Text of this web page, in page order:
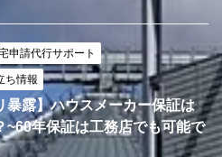
申請代行サポート
ち情報
暴露】ハウスメーカー保証は
~60年保証は工務店でも可能で